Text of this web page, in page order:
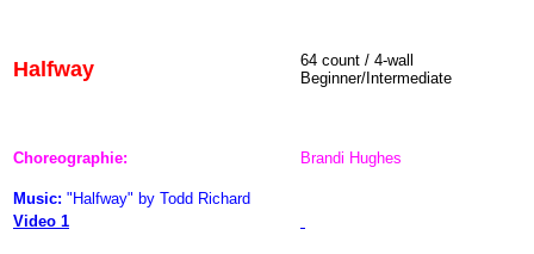
Halfway
64 count / 4-wall
Beginner/Intermediate
Choreographie: Brandi Hughes
Music: "Halfway" by Todd Richard
Video 1